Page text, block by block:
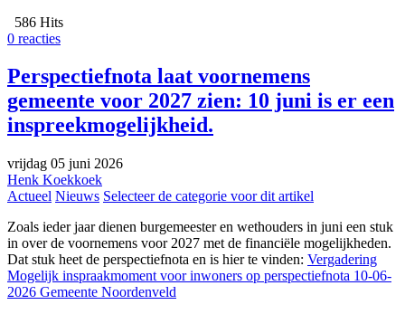
586 Hits
0 reacties
Perspectiefnota laat voornemens
gemeente voor 2027 zien: 10 juni is er een
inspreekmogelijkheid.
vrijdag 05 juni 2026
Henk Koekkoek
Actueel Nieuws Selecteer de categorie voor dit artikel
Zoals ieder jaar dienen burgemeester en wethouders in juni een stuk
in over de voornemens voor 2027 met de financiële mogelijkheden.
Dat stuk heet de perspectiefnota en is hier te vinden: Vergadering
Mogelijk inspraakmoment voor inwoners op perspectiefnota 10-06-
2026 Gemeente Noordenveld